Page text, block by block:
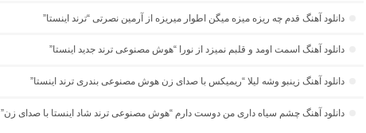
دانلود آهنگ ﻗﺪم ﭼﻪ رﻳﺰه ﻣﻴﺰه ﻣﻴﮕﻦ اﻃﻮار ﻣﻴﺮﻳﺰه از آرمین نصرتی “ترند اینستا”
دانلود آهنگ اسمت اومد و قلبم نمیزد از نورا “هوش مصنوعی ترند جدید اینستا”
دانلود آهنگ زینبو وشه لیلا “ریمیکس با صدای زن هوش مصنوعی بندری ترند اینستا”
دانلود آهنگ چشم سیاه داری من دوست دارم “هوش مصنوعی ترند شاد اینستا با صدای زن”